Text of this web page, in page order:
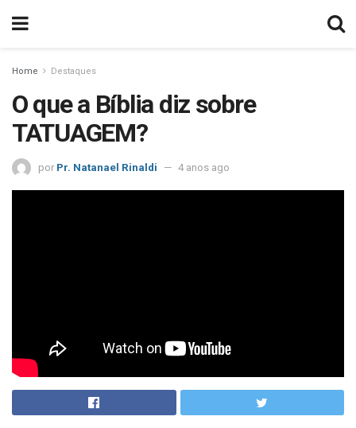
Home Destaques
O que a Bíblia diz sobre
TATUAGEM?
por Pr. Natanael Rinaldi 4 anos ago